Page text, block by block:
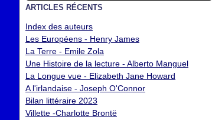
ARTICLES RÉCENTS
Index des auteurs
Les Européens - Henry James
La Terre - Emile Zola
Une Histoire de la lecture - Alberto Manguel
La Longue vue - Elizabeth Jane Howard
A l'irlandaise - Joseph O'Connor
Bilan littéraire 2023
Villette -Charlotte Brontë